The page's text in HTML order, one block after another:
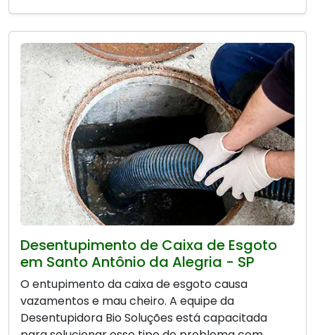
Desentupimento de Caixa de Esgoto
em Santo Antônio da Alegria - SP
O entupimento da caixa de esgoto causa
vazamentos e mau cheiro. A equipe da
Desentupidora Bio Soluções está capacitada